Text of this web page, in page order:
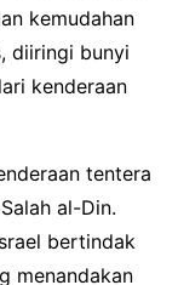
kemudahan
diiringi bunyi
kenderaan
tentera
al-Din.
bertindak
menandakan